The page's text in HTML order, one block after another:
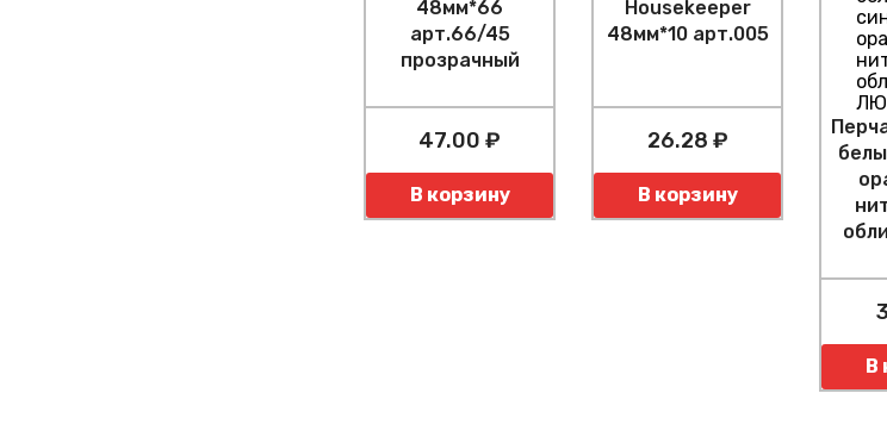
48мм*66
арт.66/45
прозрачный
47.00 ₽
Количество
В корзину
Housekeeper
48мм*10 арт.005
26.28 ₽
Количество
В корзину
В